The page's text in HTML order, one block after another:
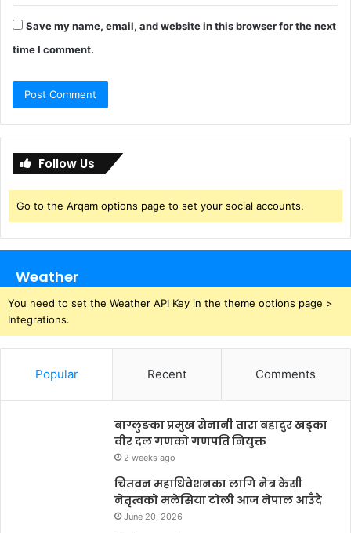
Save my name, email, and website in this browser for the next
time I comment.
Follow Us
Go to the Arqam options page to set your social accounts.
Weather
You need to set the Weather API Key in the theme options page >
Integrations.
Popular Recent Comments
बाग्लुङका प्रमुख सेनानी तारा बहादुर खड्का
वीर दल गणको गणपति नियुक्त
2 weeks ago
चितवन महाधिवेशनका लागि नेत्र केसी
नेतृत्वको मलेसिया टोली आज नेपाल आउँदै
June 20, 2026